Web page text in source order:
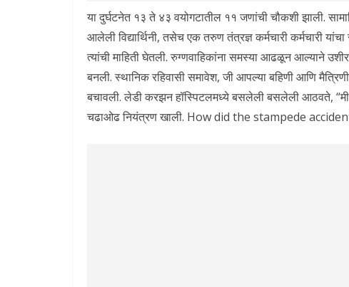
या दुर्घटनेत १३ ते ४३ वयोगटातील ११ जणांची चौकशी झाली.
आलेली विद्यार्थिनी, तसेच एक तरुण तंत्रज्ञ कर्मचारी कर्मचारी
त्यांची माहिती घेतली. रुग्णवाहिकांना समस्या आढळून आल्याने
बनली. स्थानिक रहिवासी समावेश, जी आपल्या बहिणी आणि
बचावली. लेडी करझन हॉस्पिटलमध्ये बसलेली बसलेली आठवते,
चढाओढ नियंत्रण खाली. How did the stampede